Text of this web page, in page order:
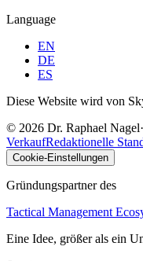
Language
EN
DE
ES
Diese Website wird von
© 2026 Dr. Raphael Nagel·
VerkaufRedaktionelle
Cookie-Einstellungen
Gründungspartner des
Tactical Management
Eine Idee, größer als ein